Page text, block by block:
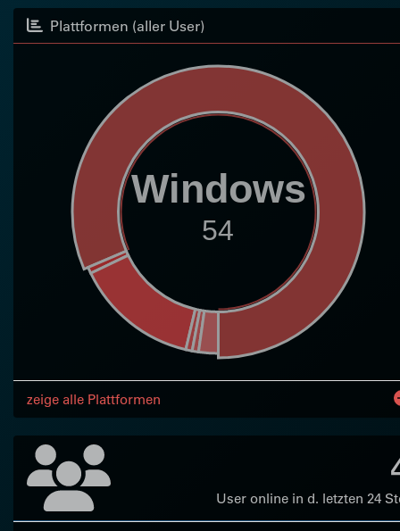
Plattformen (aller User)
Windows
54
zeige alle Plattformen
User online in d. letzten 24